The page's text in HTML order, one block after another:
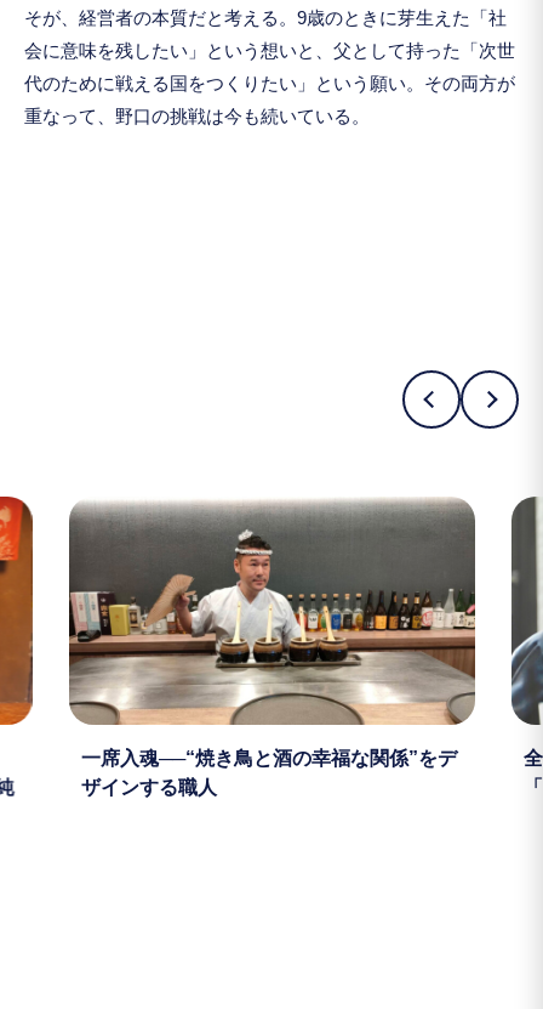
そが、経営者の本質だと考える。9歳のときに芽生えた「社
会に意味を残したい」という想いと、父として持った「次世
代のために戦える国をつくりたい」という願い。その両方が
重なって、野口の挑戦は今も続いている。
一席入魂──“焼き鳥と酒の幸福な関係”をデ
ザインする職人